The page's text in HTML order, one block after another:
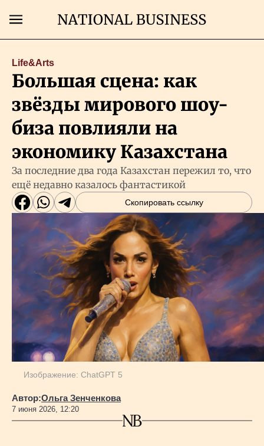
Главная
Экономика
Бизнес
Рынки
Технологии
Власть
Геополитика
Исследования
Люди
Life & Arts
Life&Arts
Большая сцена: как
звёзды мирового шоу-
биза повлияли на
экономику Казахстана
За последние два года Казахстан пережил то, что
ещё недавно казалось фантастикой
Скопировать ссылку
Изображение: ChatGPT 5
Автор:Ольга Зенченкова
7 июня 2026, 12:20